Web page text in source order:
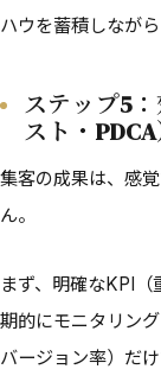
ハウを蓄積しなが
ステップ5
スト・PDCA
集客の成果は、感
ん。
まず、明確なKPI
期的にモニタリン
バージョン率）だ